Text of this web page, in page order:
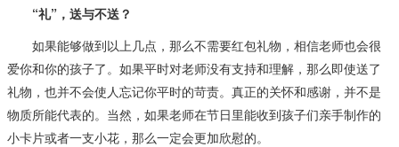
“礼”，送与不送？
如果能够做到以上几点，那么不需要红包礼物，相信老师也会很
爱你和你的孩子了。如果平时对老师没有支持和理解，那么即使送了
礼物，也并不会使人忘记你平时的苛责。真正的关怀和感谢，并不是
物质所能代表的。当然，如果老师在节日里能收到孩子们亲手制作的
小卡片或者一支小花，那么一定会更加欣慰的。